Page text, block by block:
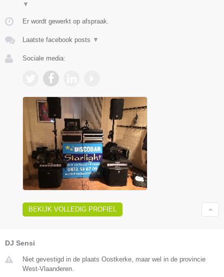
▼
Er wordt gewerkt op afspraak.
Laatste facebook posts ▼
Sociale media:
BEKIJK VOLLEDIG PROFIEL
DJ Sensi
Niet gevestigd in de plaats Oostkerke, maar wel in de provincie
West-Vlaanderen.